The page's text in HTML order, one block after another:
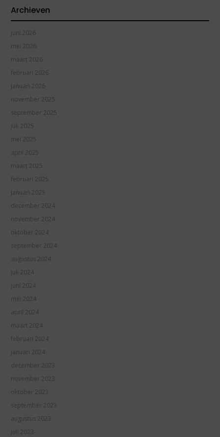
Archieven
juni 2026
mei 2026
maart 2026
februari 2026
januari 2026
november 2025
september 2025
juli 2025
mei 2025
april 2025
maart 2025
februari 2025
januari 2025
december 2024
november 2024
oktober 2024
september 2024
augustus 2024
juli 2024
juni 2024
mei 2024
april 2024
maart 2024
februari 2024
januari 2024
december 2023
november 2023
oktober 2023
september 2023
augustus 2023
juli 2023